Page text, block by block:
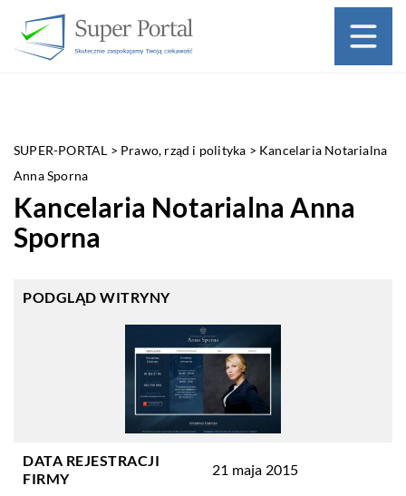
SUPER-PORTAL > Prawo, rząd i polityka > Kancelaria Notarialna
Anna Sporna
Kancelaria Notarialna Anna
Sporna
PODGLĄD WITRYNY
DATA REJESTRACJI
FIRMY
21 maja 2015